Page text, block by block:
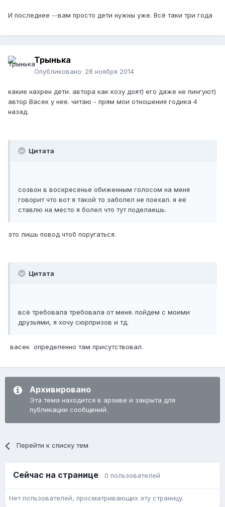
И последнее --вам просто дети нужны уже. Всё таки три года
Трынька
Опубликовано: 28 ноября 2014
какие нахрен дети. автора как козу доят) его даже не пингуют)
автор Васек у нее. читаю - прям мои отношения годика 4
назад.
Цитата
созвон в воскресенье обиженным голосом на меня
говорит что вот я такой то заболел не поехал. я её
ставлю на место я болел что тут поделаешь.
это лишь повод чтоб поругаться.
Цитата
всё требовала требовала от меня. пойдем с моими
друзьями, я хочу сюрпризов и тд.
васек определенно там присутствовал.
Архивировано
Эта тема находится в архиве и закрыта для
публикации сообщений.
Перейти к списку тем
Сейчас на странице 0 пользователей
Нет пользователей, просматривающих эту страницу.